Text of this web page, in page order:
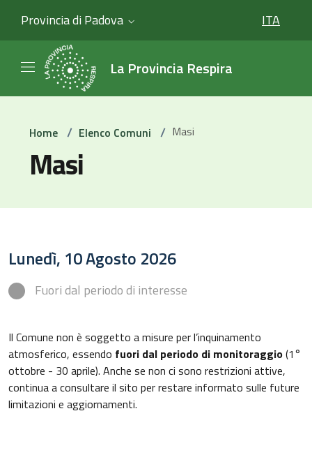
Provincia di Padova ITA
La Provincia Respira
Home / Elenco Comuni / Masi
Masi
Lunedì, 10 Agosto 2026
Fuori dal periodo di interesse
Il Comune non è soggetto a misure per l’inquinamento
atmosferico, essendo fuori dal periodo di monitoraggio(1°
ottobre - 30 aprile). Anche se non ci sono restrizioni attive,
continua a consultare il sito per restare informato sulle future
limitazioni e aggiornamenti.